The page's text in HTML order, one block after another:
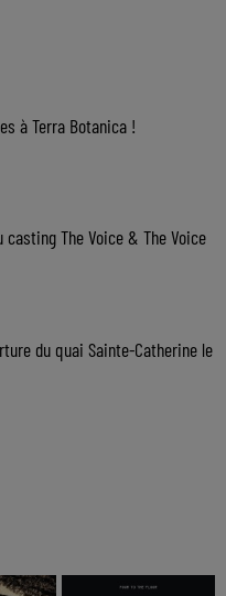
à Terra Botanica !
The Voice & The Voice
du quai Sainte-Catherine le